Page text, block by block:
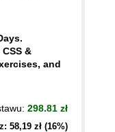
&
and
298.81 zł
58,19 zł (16%)